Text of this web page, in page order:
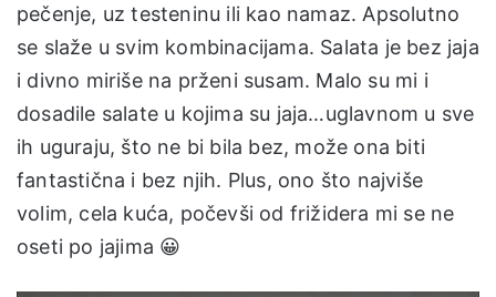
pečenje, uz testeninu ili kao namaz. Apsolutno
se slaže u svim kombinacijama. Salata je bez jaja
i divno miriše na prženi susam. Malo su mi i
dosadile salate u kojima su jaja…uglavnom u sve
ih uguraju, što ne bi bila bez, može ona biti
fantastična i bez njih. Plus, ono što najviše
volim, cela kuća, počevši od frižidera mi se ne
oseti po jajima 😀